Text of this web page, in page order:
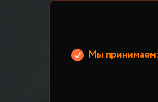
Мы принимаем: